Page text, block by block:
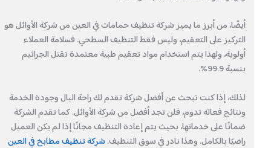
أيضًا، من أبرز ما يميز شركة تنظيف حمامات في العين من شركة الأوائل هو
التركيز على التعقيم، وليس فقط التنظيف السطحي. فسلامة العملاء
أولوية، ولهذا يتم استخدام مواد تعقيم طبية معتمدة تقتل الجراثيم
بنسبة 99.9%.
لذلك، إذا كنت تبحث عن أفضل شركة تقدم لك راحة البال وجودة الخدمة
ونتائج فعالة تدوم، فلن تجد أفضل من شركة الأوائل. كما تقدم الشركة
ضمانًا على خدماتها، بحيث يتم إعادة التنظيف مجانًا إذا لم يكن العميل
راضيًا بالكامل. وهذا نادر في سوق التنظيف.شركة تنظيف مطابخ في العين